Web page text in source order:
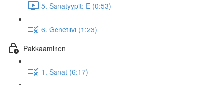
5. Sanatyypit: E (0:53)
6. Genetiivi (1:23)
Pakkaaminen
1. Sanat (6:17)